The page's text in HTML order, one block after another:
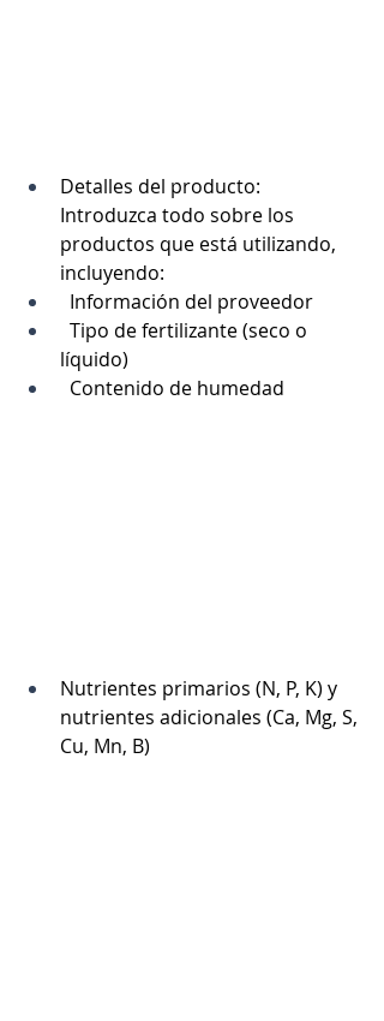
Detalles del producto:
Introduzca todo sobre los
productos que está utilizando,
incluyendo:
Información del proveedor
Tipo de fertilizante (seco o
líquido)
Contenido de humedad
Nutrientes primarios (N, P, K) y
nutrientes adicionales (Ca, Mg, S,
Cu, Mn, B)